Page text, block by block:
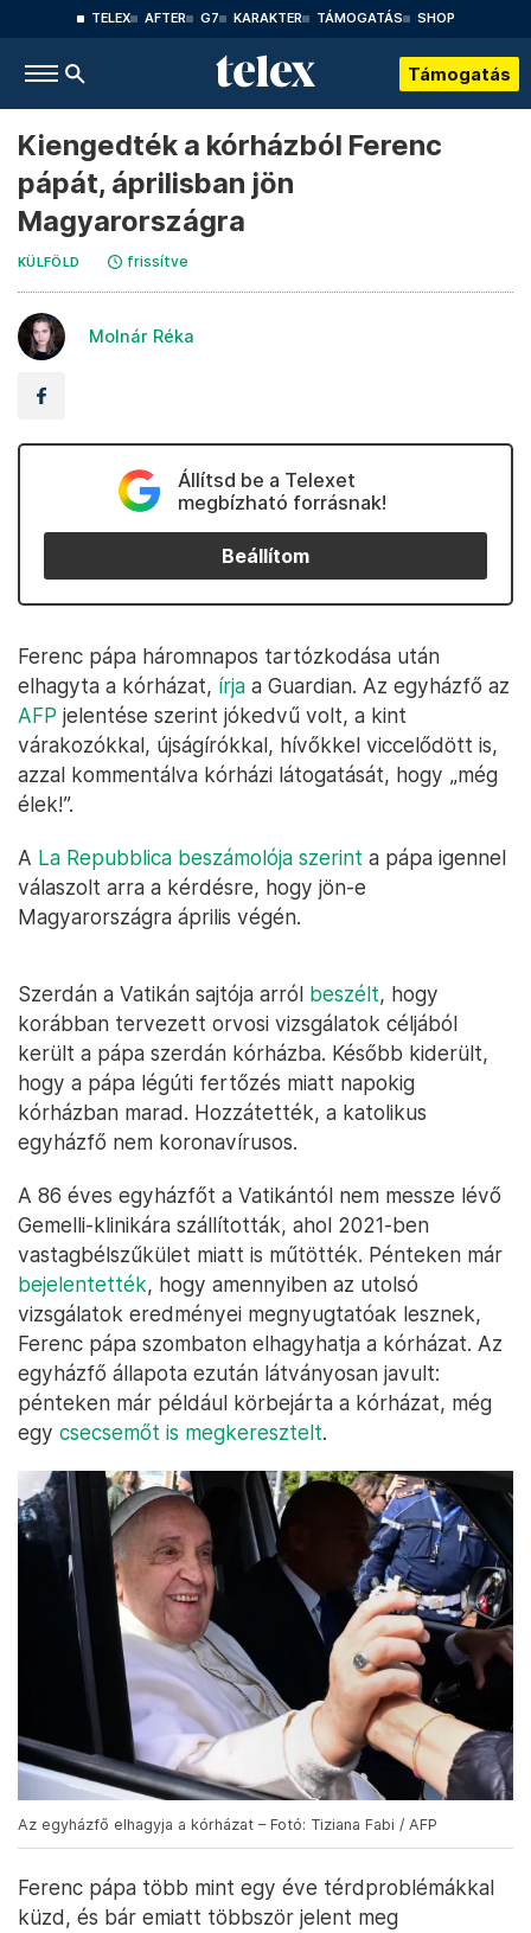
TELEX AFTER G7 KARAKTER TÁMOGATÁS SHOP
Támogatás
Kiengedték a kórházból Ferenc
pápát, áprilisban jön
Magyarországra
KÜLFÖLD frissítve
Molnár Réka
Állítsd be a Telexet
megbízható forrásnak!
Beállítom
Ferenc pápa háromnapos tartózkodása után
elhagyta a kórházat, írja a Guardian. Az egyházfő az
AFP jelentése szerint jókedvű volt, a kint
várakozókkal, újságírókkal, hívőkkel viccelődött is,
azzal kommentálva kórházi látogatását, hogy „még
élek!”.
A La Repubblica beszámolója szerint a pápa igennel
válaszolt arra a kérdésre, hogy jön-e
Magyarországra április végén.
Szerdán a Vatikán sajtója arról beszélt, hogy
korábban tervezett orvosi vizsgálatok céljából
került a pápa szerdán kórházba. Később kiderült,
hogy a pápa légúti fertőzés miatt napokig
kórházban marad. Hozzátették, a katolikus
egyházfő nem koronavírusos.
A 86 éves egyházfőt a Vatikántól nem messze lévő
Gemelli-klinikára szállították, ahol 2021-ben
vastagbélszűkület miatt is műtötték. Pénteken már
bejelentették, hogy amennyiben az utolsó
vizsgálatok eredményei megnyugtatóak lesznek,
Ferenc pápa szombaton elhagyhatja a kórházat. Az
egyházfő állapota ezután látványosan javult:
pénteken már például körbejárta a kórházat, még
egy csecsemőt is megkeresztelt.
Az egyházfő elhagyja a kórházat – Fotó: Tiziana Fabi / AFP
Ferenc pápa több mint egy éve térdproblémákkal
küzd, és bár emiatt többször jelent meg